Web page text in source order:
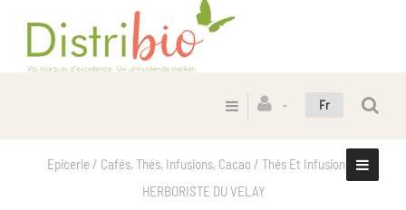
Fr
Epicerie / Cafés, Thés, Infusions, Cacao / Thés Et Infusions /
HERBORISTE DU VELAY